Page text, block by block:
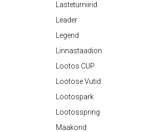
Lasteturniirid
Leader
Legend
Linnastaadion
Lootos CUP
Lootose Vutid
Lootospark
Lootosspring
Maakond